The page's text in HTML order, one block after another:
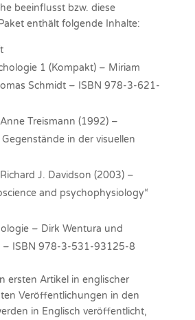
beeinflusst bzw. diese
enthält folgende Inhalte:
1 (Kompakt) – Miriam
Schmidt – ISBN 978-3-621-
Treismann (1992) –
in der visuellen
J. Davidson (2003) –
and psychophysiology“
– Dirk Wentura und
– ISBN 978-3-531-93125-8
ersten Artikel in englischer
Veröffentlichungen in den
in Englisch veröffentlicht,